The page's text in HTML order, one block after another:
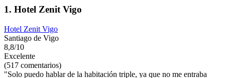
1. Hotel Zenit Vigo
Hotel Zenit Vigo
Santiago de Vigo
8,8/10
Excelente
(517 comentarios)
"Solo puedo hablar de la habitación triple, ya que no me entraba